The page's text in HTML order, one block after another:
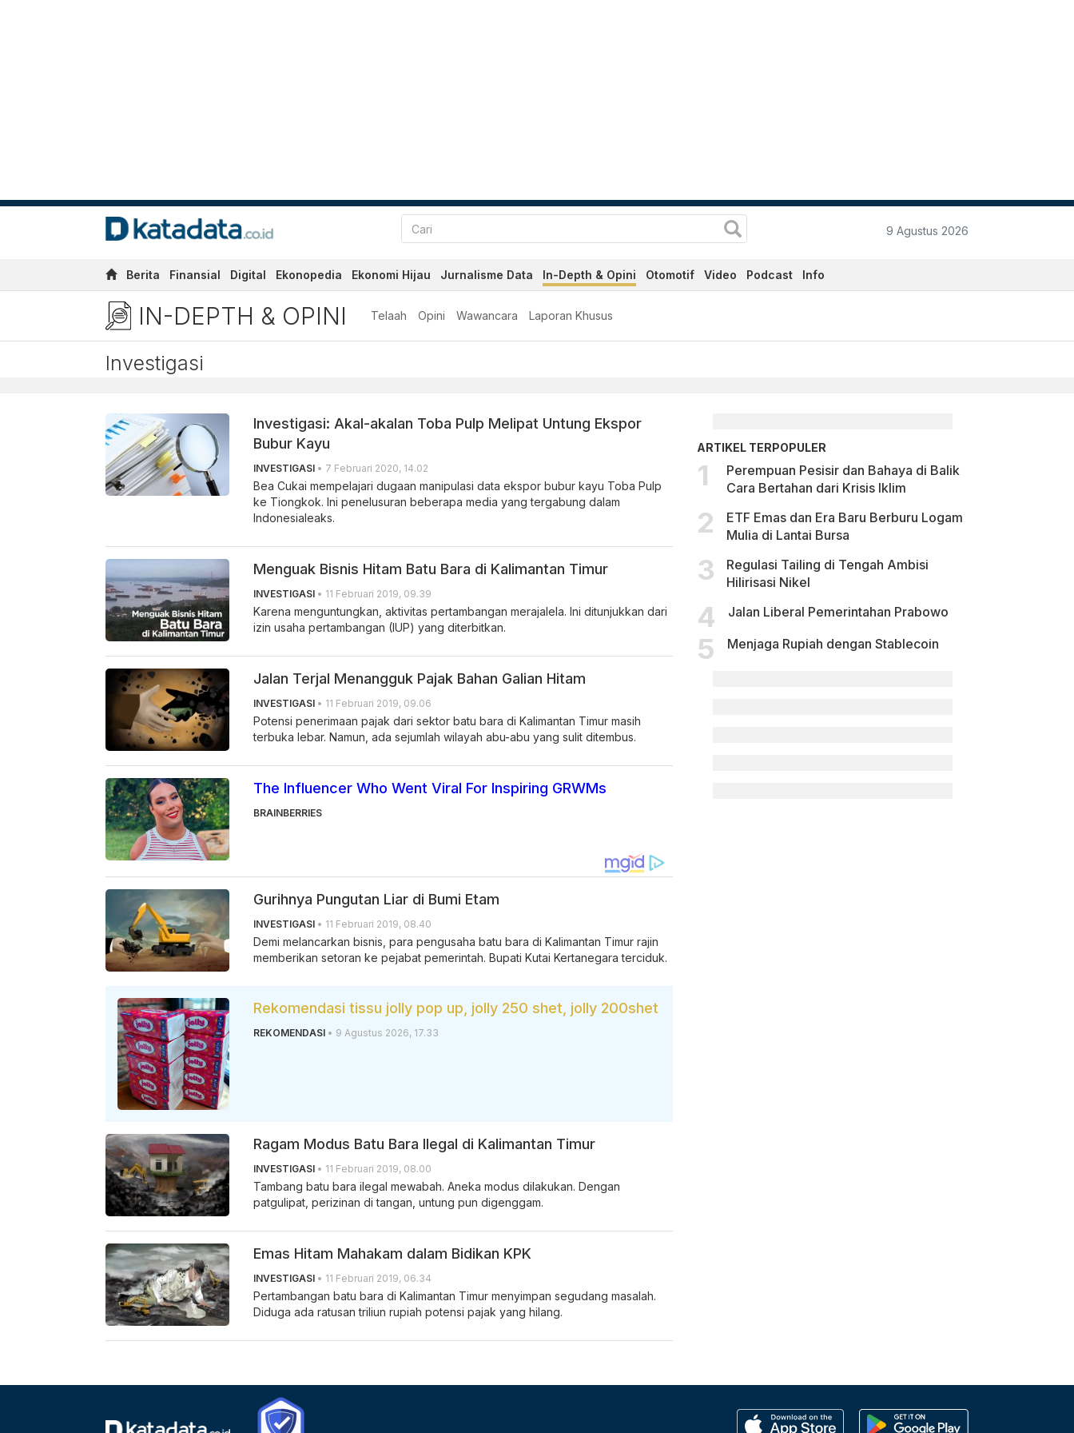
9 Agustus 2026
Berita Finansial Digital Ekonopedia Ekonomi Hijau Jurnalisme Data In-Depth & Opini Otomotif Video Podcast Info
Kumpulan Berita Terkini di Indonesia - Investigasi Katadata.co.id
IN-DEPTH & OPINI Telaah Opini Wawancara Laporan Khusus
Investigasi
Investigasi: Akal-akalan Toba Pulp Melipat Untung Ekspor
Bubur Kayu
INVESTIGASI • 7 Februari 2020, 14.02
Bea Cukai mempelajari dugaan manipulasi data ekspor bubur kayu Toba Pulp
ke Tiongkok. Ini penelusuran beberapa media yang tergabung dalam
Indonesialeaks.
Menguak Bisnis Hitam Batu Bara di Kalimantan Timur
INVESTIGASI • 11 Februari 2019, 09.39
Karena menguntungkan, aktivitas pertambangan merajalela. Ini ditunjukkan dari
izin usaha pertambangan (IUP) yang diterbitkan.
Jalan Terjal Menangguk Pajak Bahan Galian Hitam
INVESTIGASI • 11 Februari 2019, 09.06
Potensi penerimaan pajak dari sektor batu bara di Kalimantan Timur masih
terbuka lebar. Namun, ada sejumlah wilayah abu-abu yang sulit ditembus.
The Influencer Who Went Viral For Inspiring GRWMs
BRAINBERRIES
Gurihnya Pungutan Liar di Bumi Etam
INVESTIGASI • 11 Februari 2019, 08.40
Demi melancarkan bisnis, para pengusaha batu bara di Kalimantan Timur rajin
memberikan setoran ke pejabat pemerintah. Bupati Kutai Kertanegara terciduk.
Rekomendasi tissu jolly pop up, jolly 250 shet, jolly 200shet
REKOMENDASI • 9 Agustus 2026, 17.33
Ragam Modus Batu Bara Ilegal di Kalimantan Timur
INVESTIGASI • 11 Februari 2019, 08.00
Tambang batu bara ilegal mewabah. Aneka modus dilakukan. Dengan
patgulipat, perizinan di tangan, untung pun digenggam.
Emas Hitam Mahakam dalam Bidikan KPK
INVESTIGASI • 11 Februari 2019, 06.34
Pertambangan batu bara di Kalimantan Timur menyimpan segudang masalah.
Diduga ada ratusan triliun rupiah potensi pajak yang hilang.
ARTIKEL TERPOPULER
Perempuan Pesisir dan Bahaya di Balik
Cara Bertahan dari Krisis Iklim
ETF Emas dan Era Baru Berburu Logam
Mulia di Lantai Bursa
Regulasi Tailing di Tengah Ambisi
Hilirisasi Nikel
Jalan Liberal Pemerintahan Prabowo
Menjaga Rupiah dengan Stablecoin